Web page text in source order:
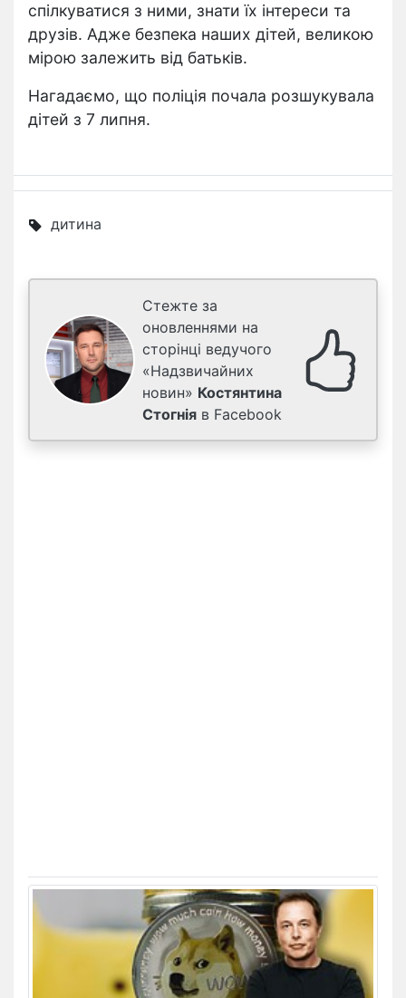
спілкуватися з ними, знати їх інтереси та
друзів. Адже безпека наших дітей, великою
мірою залежить від батьків.
Нагадаємо, що поліція почала розшукувала
дітей з 7 липня.
дитина
Стежте за
оновленнями на
сторінці ведучого
«Надзвичайних
новин» Костянтина
Стогнія в Facebook